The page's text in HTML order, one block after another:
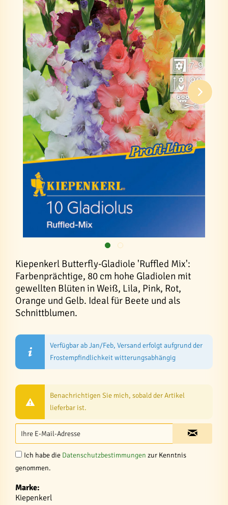
Kiepenkerl Butterfly-Gladiole 'Ruffled Mix':
Farbenprächtige, 80 cm hohe Gladiolen mit
gewellten Blüten in Weiß, Lila, Pink, Rot,
Orange und Gelb. Ideal für Beete und als
Schnittblumen.
Verfügbar ab Jan/Feb, Versand erfolgt aufgrund der
Frostempfindlichkeit witterungsabhängig
Benachrichtigen Sie mich, sobald der Artikel
lieferbar ist.
Ich habe die Datenschutzbestimmungen zur Kenntnis
genommen.
Marke:
Kiepenkerl